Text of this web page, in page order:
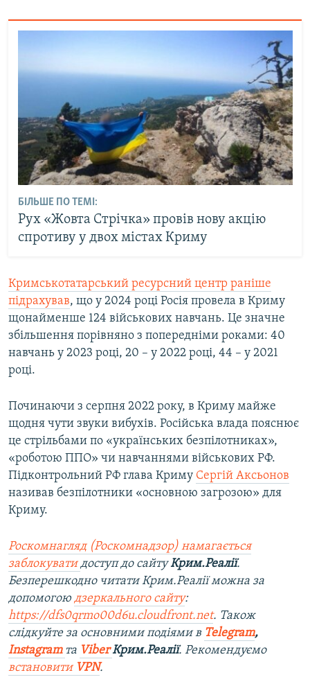
БІЛЬШЕ ПО ТЕМІ:
Рух «Жовта Стрічка» провів нову акцію
спротиву у двох містах Криму
Кримськотатарський ресурсний центр раніше
підрахував, що у 2024 році Росія провела в Криму
щонайменше 124 військових навчань. Це значне
збільшення порівняно з попередніми роками: 40
навчань у 2023 році, 20 – у 2022 році, 44 – у 2021
році.
Починаючи з серпня 2022 року, в Криму майже
щодня чути звуки вибухів. Російська влада пояснює
це стрільбами по «українських безпілотниках»,
«роботою ППО» чи навчаннями військових РФ.
Підконтрольний РФ глава Криму Сергій Аксьонов
називав безпілотники «основною загрозою» для
Криму.
Роскомнагляд (Роскомнадзор) намагається
заблокувати доступ до сайтуКрим.Реалії.
Безперешкодно читати Крим.Реалії можна за
допомогою дзеркального сайту:
https://dfs0qrmo00d6u.cloudfront.net. Також
слідкуйте за основними подіями в Telegram,
Instagram та Viber Крим.Реалії. Рекомендуємо
встановити VPN.